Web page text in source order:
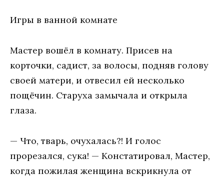
Игры в ванной комнате
Мастер вошёл в комнату. Присев на
корточки, садист, за волосы, подняв голову
своей матери, и отвесил ей несколько
пощёчин. Старуха замычала и открыла
глаза.
— Что, тварь, очухалась?! И голос
прорезался, сука! — Констатировал, Мастер,
когда пожилая женщина вскрикнула от